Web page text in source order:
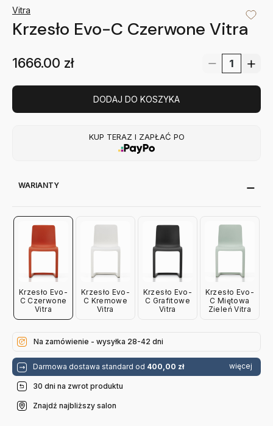
Vitra
Krzesło Evo-C Czerwone Vitra
1666.00 zł
DODAJ DO KOSZYKA
KUP TERAZ I ZAPŁAĆ PO
WARIANTY
Krzesło Evo-
C Czerwone
Vitra
Krzesło Evo-
C Kremowe
Vitra
Krzesło Evo-
C Grafitowe
Vitra
Krzesło Evo-
C Miętowa
Zieleń Vitra
Na zamówienie - wysyłka 28-42 dni
Darmowa dostawa standard od 400,00 zł więcej
30 dni na zwrot produktu
Znajdź najbliższy salon